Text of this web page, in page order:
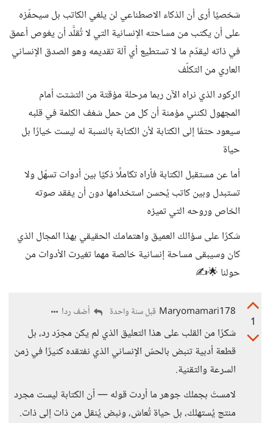
شخصيًا أرى أن الذكاء الاصطناعي لن يلغي الكاتب بل سيحفّزه
على أن يكتب من مساحته الإنسانية التي لا تُقلَّد أن يغوص أعمق
في ذاته ليقدّم ما لا تستطيع أي آلة تقديمه وهو الصدق الإنساني
العاري من التكلّف
الركود الذي نراه الآن ربما مرحلة مؤقتة من التشتت أمام
المجهول لكنني مؤمنة أن كل من حمل شغف الكلمة في قلبه
سيعود حتمًا إلى الكتابة لأن الكتابة بالنسبة له ليست خيارًا بل
حياة
أما عن مستقبل الكتابة فأراه تكاملًا ذكيًا بين أدوات تسهّل ولا
تستبدل وبين كاتب يُحسن استخدامها دون أن يفقد صوته
الخاص وروحه التي تميزه
شكرًا على سؤالك العميق واهتمامك الحقيقي بهذا المجال الذي
كان وسيبقى مساحة إنسانية خالصة مهما تغيرت الأدوات من
حولنا 🌟✍️
1
Maryomamari178 قبل سنة واحدة أضف ردا
شكرًا من القلب على هذا التعليق الذي لم يكن مجرّد رد، بل
قطعة أدبية تنبض بالحسّ الإنساني الذي نفتقده كثيرًا في زمن
السرعة والتقنية.
لامستَ بجملك جوهر ما أردت قوله — أن الكتابة ليست مجرد
منتج يُستهلك، بل حياة تُعاش، ونبض يُنقل من ذات إلى ذات.